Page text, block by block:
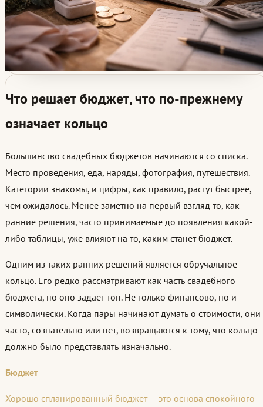
Что решает бюджет, что по-прежнему
означает кольцо
Большинство свадебных бюджетов начинаются со списка.
Место проведения, еда, наряды, фотография, путешествия.
Категории знакомы, и цифры, как правило, растут быстрее,
чем ожидалось. Менее заметно на первый взгляд то, как
ранние решения, часто принимаемые до появления какой-
либо таблицы, уже влияют на то, каким станет бюджет.
Одним из таких ранних решений является обручальное
кольцо. Его редко рассматривают как часть свадебного
бюджета, но оно задает тон. Не только финансово, но и
символически. Когда пары начинают думать о стоимости, они
часто, сознательно или нет, возвращаются к тому, что кольцо
должно было представлять изначально.
Бюджет
Хорошо спланированный бюджет — это основа спокойного